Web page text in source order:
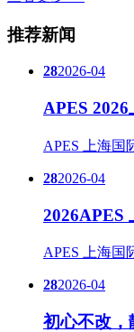
推荐新闻
282026-04
APES
APES 上海国
282026-04
2026APES
APES 上海国
282026-04
初心不改，